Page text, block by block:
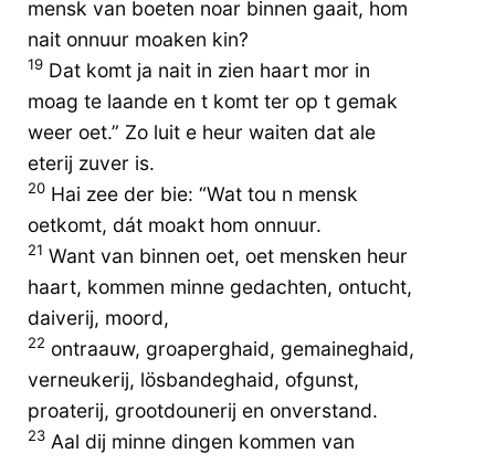
mensk van boeten noar binnen gaait, hom
nait onnuur moaken kin?
19 Dat komt ja nait in zien haart mor in
moag te laande en t komt ter op t gemak
weer oet.” Zo luit e heur waiten dat ale
eterij zuver is.
20 Hai zee der bie: “Wat tou n mensk
oetkomt, dát moakt hom onnuur.
21 Want van binnen oet, oet mensken heur
haart, kommen minne gedachten, ontucht,
daiverij, moord,
22 ontraauw, groaperghaid, gemaineghaid,
verneukerij, lösbandeghaid, ofgunst,
proaterij, grootdounerij en onverstand.
23 Aal dij minne dingen kommen van